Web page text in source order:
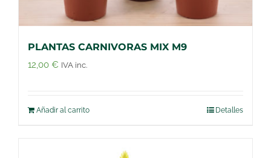
PLANTAS CARNIVORAS MIX M9
12,00 € IVA inc.
Añadir al carrito Detalles